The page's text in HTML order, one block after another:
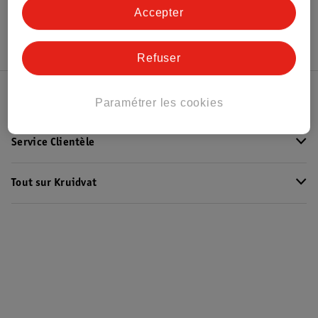
Service Clientèle
Tout sur Kruidvat
Paramétrer les cookies
Refuser
Accepter